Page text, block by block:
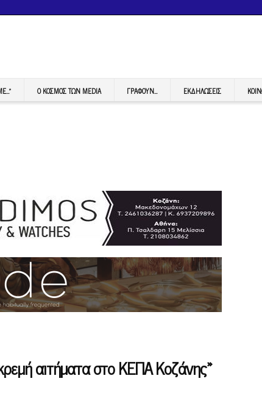
Ο ΚΟΣΜΟΣ ΤΩΝ MEDIA ΓΡΆΦΟΥΝ… ΕΚΔΗΛΏΣΕΙΣ
αιτήματα στο ΚΕΠΑ Κοζάνης»